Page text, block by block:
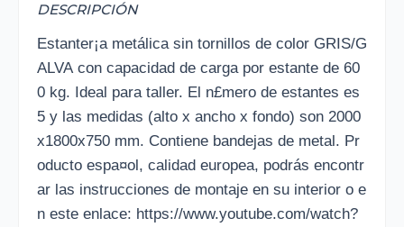
DESCRIPCIÓN
Estanter¡a metálica sin tornillos de color GRIS/G
ALVA con capacidad de carga por estante de 60
0 kg. Ideal para taller. El n£mero de estantes es
5 y las medidas (alto x ancho x fondo) son 2000
x1800x750 mm. Contiene bandejas de metal. Pr
oducto espa¤ol, calidad europea, podrás encontr
ar las instrucciones de montaje en su interior o e
n este enlace: https://www.youtube.com/watch?